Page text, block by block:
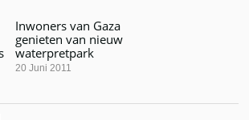
Inwoners van Gaza
genieten van nieuw
waterpretpark
20 Juni 2011